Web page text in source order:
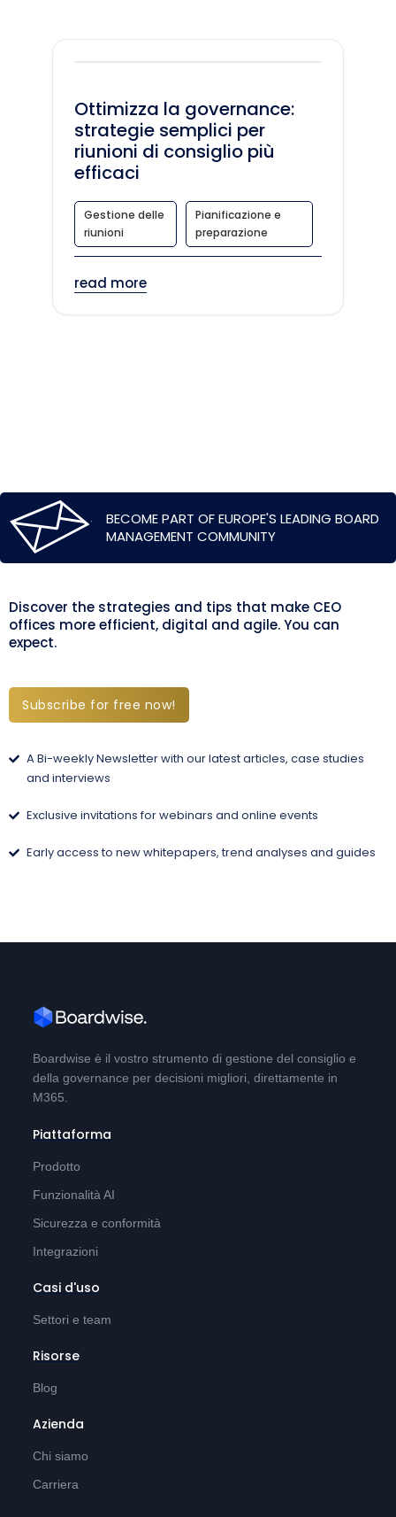
Ottimizza la governance:
strategie semplici per
riunioni di consiglio più
efficaci
Gestione delle
riunioni
Pianificazione e
preparazione
read more
BECOME PART OF EUROPE'S LEADING BOARD
MANAGEMENT COMMUNITY
Discover the strategies and tips that make CEO
offices more efficient, digital and agile. You can
expect.
Subscribe for free now!
A Bi-weekly Newsletter with our latest articles, case studies
and interviews
Exclusive invitations for webinars and online events
Early access to new whitepapers, trend analyses and guides
Boardwise è il vostro strumento di gestione del consiglio e
della governance per decisioni migliori, direttamente in
M365.
Piattaforma
Prodotto
Funzionalità AI
Sicurezza e conformità
Integrazioni
Casi d'uso
Settori e team
Risorse
Blog
Azienda
Chi siamo
Carriera